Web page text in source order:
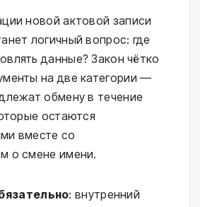
новой актовой записи
логичный вопрос: где
данные? Закон чётко
на две категории —
обмену в течение
остаются
вместе со
о смене имени.
: внутренний